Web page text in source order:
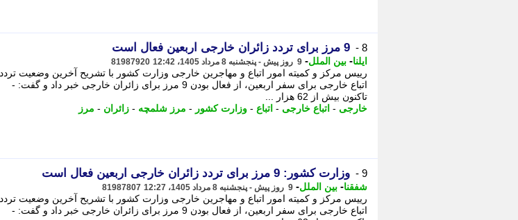
8 - 9 مرز برای تردد زائران خارجی اربعین فعال است
ایلنا- بین الملل- 9 روز پیش - پنجشنبه 8 مرداد 1405، 12:42 81987920
رییس مرکز و کمیته امور اتباع و مهاجرین خارجی وزارت کشور با تشریح آخرین وضعیت تردد
اتباع خارجی برای سفر اربعین، از فعال بودن 9 مرز برای زائران خارجی خبر داد و گفت: -
تاکنون بیش از 62 هزار ...
خارجی - اتباع خارجی - اتباع - وزارت کشور - مرز شلمچه - زائران - مرز
9 - وزارت کشور: 9 مرز برای تردد زائران خارجی اربعین فعال است
شفقنا- بین الملل- 9 روز پیش - پنجشنبه 8 مرداد 1405، 12:27 81987807
رییس مرکز و کمیته امور اتباع و مهاجرین خارجی وزارت کشور با تشریح آخرین وضعیت تردد
اتباع خارجی برای سفر اربعین، از فعال بودن 9 مرز برای زائران خارجی خبر داد و گفت: -